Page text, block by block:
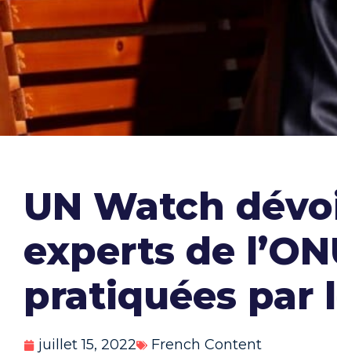
UN Watch
experts de
pratiquées par
juillet 15, 2022 French Content